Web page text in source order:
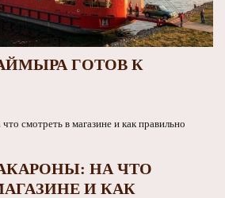
ГОТОВ К
НА ЧТО
И КАК